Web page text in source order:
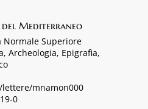
Mediterraneo
Normale Superiore
Archeologia, Epigrafia,
lettere/mnamon000
0